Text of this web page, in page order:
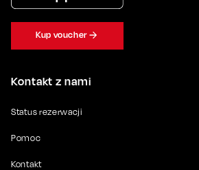
Kontakt z nami
Status rezerwacji
Pomoc
Kontakt
Kup voucher